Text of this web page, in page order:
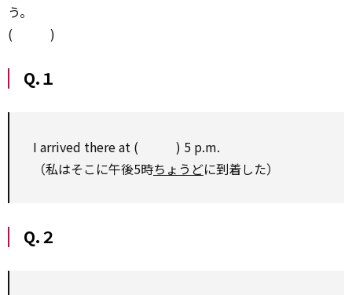
う。
( )
Q.１
I arrived there at ( ) 5 p.m.
（私はそこに午後5時ちょうどに到着した）
Q.２